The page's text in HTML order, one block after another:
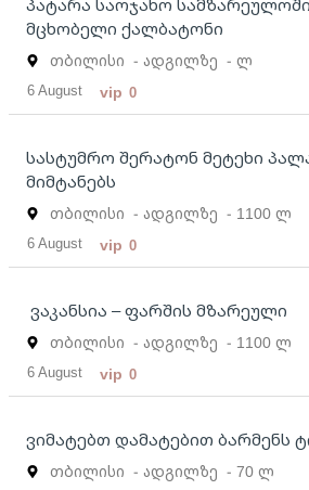
პატარა საოჯახო
მცხობელი ქალბატონი
თბილისი - ადგილზე - ლ
6 August vip 0
სასტუმრო შერატონ მეტეხი
მიმტანებს
თბილისი - ადგილზე - 1100 ლ
6 August vip 0
ვაკანსია – ფარშის მზარეული
თბილისი - ადგილზე - 1100 ლ
6 August vip 0
ვიმატებთ დამატებით ბარმენს
თბილისი - ადგილზე - 70 ლ